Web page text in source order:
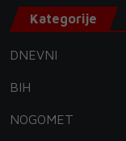
Kategorije
DNEVNI
BIH
NOGOMET